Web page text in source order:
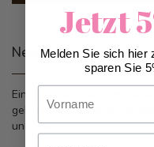
Neue Kunden
Ein Konto zu erstellen hat
gehen, mehr als eine
und mehr.
Jetzt
Melden Sie sich hier
sparen Sie
Nachname